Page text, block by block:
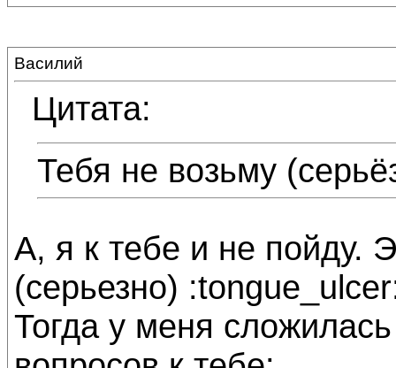
Василий
Цитата:
Тебя не возьму
А, я к тебе и не пойду.
(серьезно)
Тогда у меня